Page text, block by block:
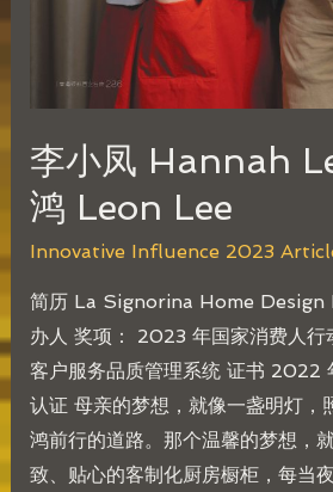
李小凤 Hannah
鸿 Leon Lee
Innovative Influence 2023
简历 La Signorina Home Design
办人 奖项： 2023 年国家消费人行
客户服务品质管理系统 证书 2022
认证 母亲的梦想，就像一盏明灯，
鸿前行的道路。那个温馨的梦想，
致、贴心的客制化厨房橱柜，每当